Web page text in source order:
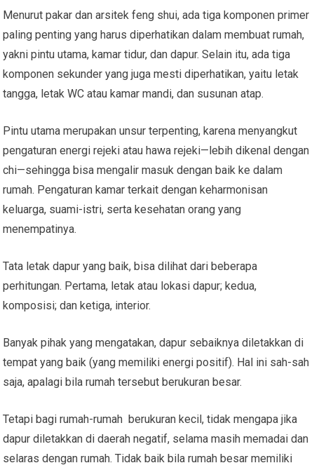
Menurut pakar dan arsitek feng shui, ada tiga komponen primer
paling penting yang harus diperhatikan dalam membuat rumah,
yakni pintu utama, kamar tidur, dan dapur. Selain itu, ada tiga
komponen sekunder yang juga mesti diperhatikan, yaitu letak
tangga, letak WC atau kamar mandi, dan susunan atap.
Pintu utama merupakan unsur terpenting, karena menyangkut
pengaturan energi rejeki atau hawa rejeki—lebih dikenal dengan
chi—sehingga bisa mengalir masuk dengan baik ke dalam
rumah. Pengaturan kamar terkait dengan keharmonisan
keluarga, suami-istri, serta kesehatan orang yang
menempatinya.
Tata letak dapur yang baik, bisa dilihat dari beberapa
perhitungan. Pertama, letak atau lokasi dapur; kedua,
komposisi; dan ketiga, interior.
Banyak pihak yang mengatakan, dapur sebaiknya diletakkan di
tempat yang baik (yang memiliki energi positif). Hal ini sah-sah
saja, apalagi bila rumah tersebut berukuran besar.
Tetapi bagi rumah-rumah berukuran kecil, tidak mengapa jika
dapur diletakkan di daerah negatif, selama masih memadai dan
selaras dengan rumah. Tidak baik bila rumah besar memiliki